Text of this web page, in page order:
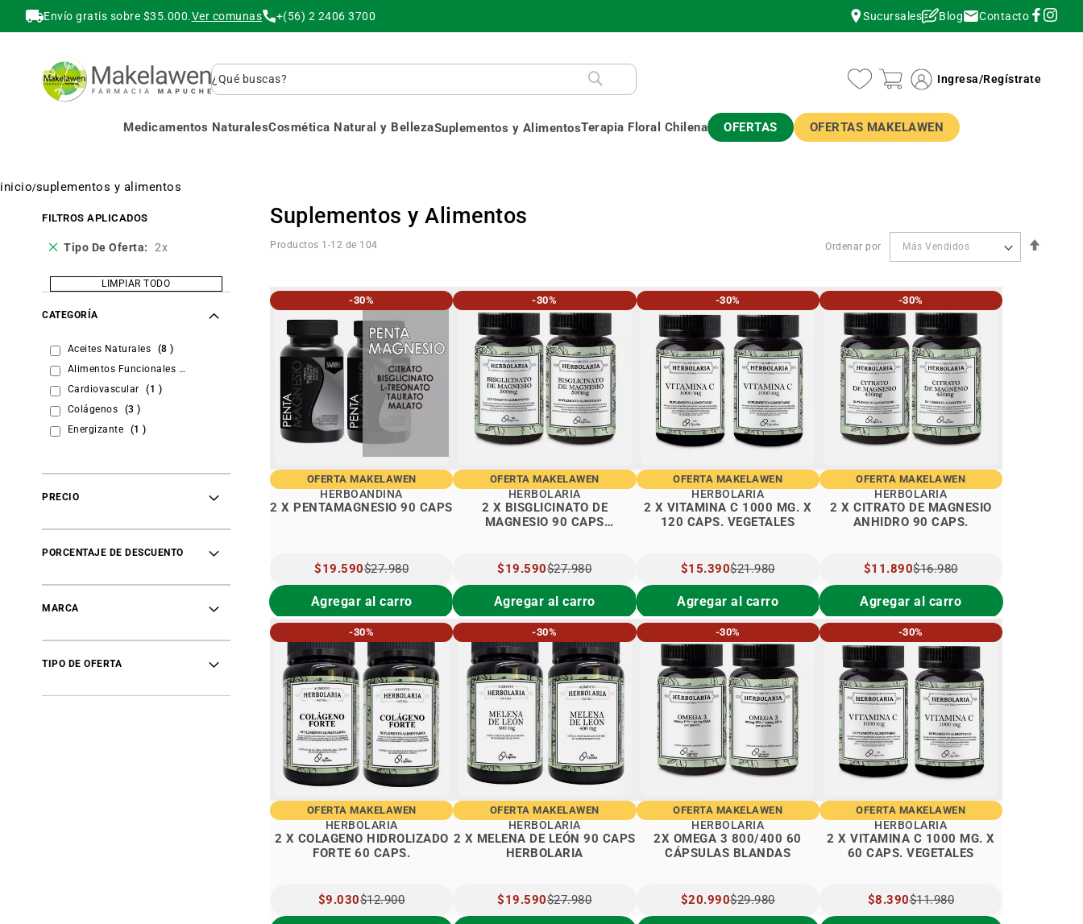
Envío gratis sobre $35.000.Ver comunas +(56) 2 2406 3700 Sucursales Blog Contacto
Buscar
Ingresa/Regístrate
Medicamentos NaturalesCosmética Natural y BellezaSuplementos y AlimentosTerapia Floral Chilena OFERTAS OFERTAS MAKELAWEN
inicio suplementos y alimentos
Suplementos y Alimentos
Productos 1 -12 de 104 Ordenar por
-30%
OFERTA MAKELAWEN
2 X PENTAMAGNESIO 90 CAPS
HERBOANDINA
PRECIO
ESPECIAL
$19.590$27.980
Agregar al carro
-30%
OFERTA MAKELAWEN
2 X BISGLICINATO DE
MAGNESIO 90 CAPS
HERBOLARIA
PRECIO
ESPECIAL
$19.590$27.980
Agregar al carro
-30%
OFERTA MAKELAWEN
2 X VITAMINA C 1000 MG. X
120 CAPS. VEGETALES
HERBOLARIA
PRECIO
ESPECIAL
$15.390$21.980
Agregar al carro
-30%
OFERTA MAKELAWEN
2 X CITRATO DE MAGNESIO
ANHIDRO 90 CAPS.
HERBOLARIA
PRECIO
ESPECIAL
$11.890$16.980
Agregar al carro
-30%
OFERTA MAKELAWEN
2 X COLAGENO HIDROLIZADO
FORTE 60 CAPS.
HERBOLARIA
PRECIO
ESPECIAL
$9.030$12.900
-30%
OFERTA MAKELAWEN
2 X MELENA DE LEÓN 90 CAPS
HERBOLARIA
HERBOLARIA
PRECIO
ESPECIAL
$19.590$27.980
-30%
OFERTA MAKELAWEN
2X OMEGA 3 800/400 60
CÁPSULAS BLANDAS
HERBOLARIA
PRECIO
ESPECIAL
$20.990$29.980
-30%
OFERTA MAKELAWEN
2 X VITAMINA C 1000 MG. X
60 CAPS. VEGETALES
HERBOLARIA
PRECIO
ESPECIAL
$8.390$11.980
FILTROS APLICADOS
Tipo De Oferta 2x
Eliminar
productoLIMPIAR TODO
CATEGORÍA
Aceites Naturales 8 items
Alimentos Funcionales
Cardiovascular
1 item
Colágenos
3 items
Energizante
1 item
Nutrición Deportiva
1item
Osteomuscular
4items
Probióticos
PRECIO
PORCENTAJE DE DESCUENTO
MARCA
TIPO DE OFERTA